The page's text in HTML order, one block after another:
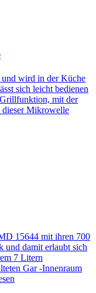
wird in der Küche
sich leicht bedienen
Grillfunktion, mit der
dieser Mikrowelle
15644 mit ihren 700
und damit erlaubt sich
7 Litern
Gar -Innenraum